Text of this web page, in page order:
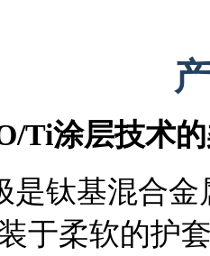
Ti涂层技术
钛基混合金
于柔软的护